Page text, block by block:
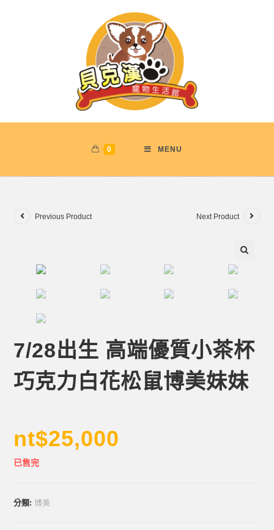
0 MENU
Previous Product Next Product
7/28出生 高端優質小茶杯
巧克力白花松鼠博美妹妹
nt$25,000
已售完
分類:博美